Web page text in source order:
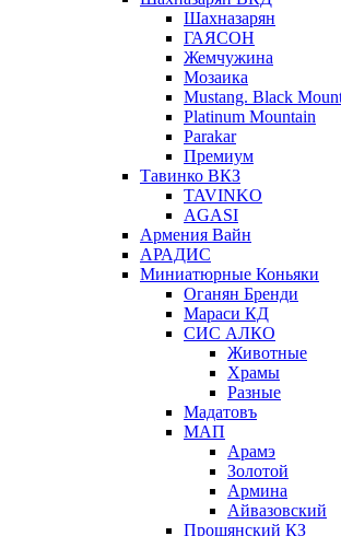
Шахназарян
ГАЯСОН
Жемчужина
Мозаика
Mustang. Black
Platinum Mountain
Parakar
Премиум
Тавинко ВКЗ
TAVINKO
AGASI
Армения Вайн
АРАДИС
Миниатюрные Коньяки
Оганян Бренди
Мараси КД
СИС АЛКО
Животные
Храмы
Разные
Мадатовъ
МАП
Арамэ
Золотой
Армина
Айвазовский
Прошянский КЗ